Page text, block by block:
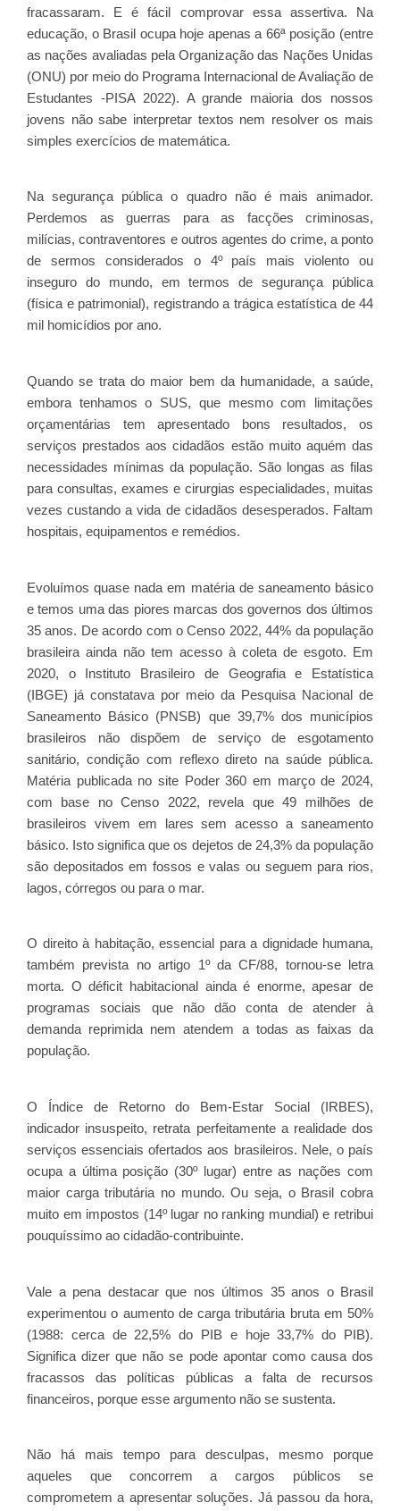
fracassaram. E é fácil comprovar essa assertiva. Na
educação, o Brasil ocupa hoje apenas a 66ª posição (entre
as nações avaliadas pela Organização das Nações Unidas
(ONU) por meio do Programa Internacional de Avaliação de
Estudantes -PISA 2022). A grande maioria dos nossos
jovens não sabe interpretar textos nem resolver os mais
simples exercícios de matemática.
Na segurança pública o quadro não é mais animador.
Perdemos as guerras para as facções criminosas,
milícias, contraventores e outros agentes do crime, a ponto
de sermos considerados o 4º país mais violento ou
inseguro do mundo, em termos de segurança pública
(física e patrimonial), registrando a trágica estatística de 44
mil homicídios por ano.
Quando se trata do maior bem da humanidade, a saúde,
embora tenhamos o SUS, que mesmo com limitações
orçamentárias tem apresentado bons resultados, os
serviços prestados aos cidadãos estão muito aquém das
necessidades mínimas da população. São longas as filas
para consultas, exames e cirurgias especialidades, muitas
vezes custando a vida de cidadãos desesperados. Faltam
hospitais, equipamentos e remédios.
Evoluímos quase nada em matéria de saneamento básico
e temos uma das piores marcas dos governos dos últimos
35 anos. De acordo com o Censo 2022, 44% da população
brasileira ainda não tem acesso à coleta de esgoto. Em
2020, o Instituto Brasileiro de Geografia e Estatística
(IBGE) já constatava por meio da Pesquisa Nacional de
Saneamento Básico (PNSB) que 39,7% dos municípios
brasileiros não dispõem de serviço de esgotamento
sanitário, condição com reflexo direto na saúde pública.
Matéria publicada no site Poder 360 em março de 2024,
com base no Censo 2022, revela que 49 milhões de
brasileiros vivem em lares sem acesso a saneamento
básico. Isto significa que os dejetos de 24,3% da população
são depositados em fossos e valas ou seguem para rios,
lagos, córregos ou para o mar.
O direito à habitação, essencial para a dignidade humana,
também prevista no artigo 1º da CF/88, tornou-se letra
morta. O déficit habitacional ainda é enorme, apesar de
programas sociais que não dão conta de atender à
demanda reprimida nem atendem a todas as faixas da
população.
O Índice de Retorno do Bem-Estar Social (IRBES),
indicador insuspeito, retrata perfeitamente a realidade dos
serviços essenciais ofertados aos brasileiros. Nele, o país
ocupa a última posição (30º lugar) entre as nações com
maior carga tributária no mundo. Ou seja, o Brasil cobra
muito em impostos (14º lugar no ranking mundial) e retribui
pouquíssimo ao cidadão-contribuinte.
Vale a pena destacar que nos últimos 35 anos o Brasil
experimentou o aumento de carga tributária bruta em 50%
(1988: cerca de 22,5% do PIB e hoje 33,7% do PIB).
Significa dizer que não se pode apontar como causa dos
fracassos das políticas públicas a falta de recursos
financeiros, porque esse argumento não se sustenta.
Não há mais tempo para desculpas, mesmo porque
aqueles que concorrem a cargos públicos se
comprometem a apresentar soluções. Já passou da hora,